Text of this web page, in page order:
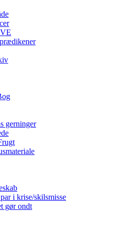
gerninger
i krise/skilsmisse
gør ondt